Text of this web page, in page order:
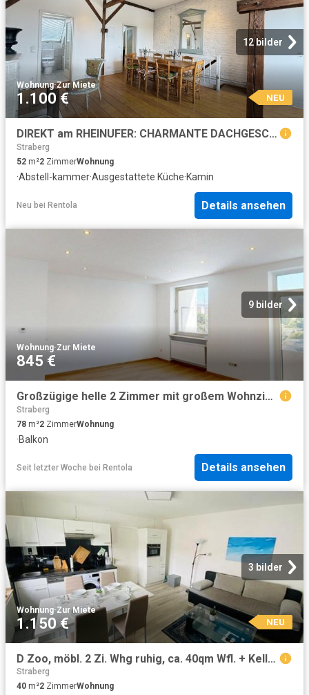
12 bilder
Wohnung·Zur Miete
1.100 € NEU
DIREKT am RHEINUFER: CHARMANTE DACHGESCHOSSWOHNUNG mit KAMIN in TOPLAGE der ALTSTADT
Straberg
52 m²2 ZimmerWohnung
·Abstell-kammer·Ausgestattete Küche·Kamin
Neu bei Rentola Details ansehen
9 bilder
Wohnung·Zur Miete
845 €
Großzügige helle 2 Zimmer mit großem Wohnzimmer
Straberg
78 m²2 ZimmerWohnung
·Balkon
Seit letzter Woche bei Rentola Details ansehen
3 bilder
Wohnung·Zur Miete
1.150 € NEU
D Zoo, möbl. 2 Zi. Whg ruhig, ca. 40qm Wfl. + Keller 1.550EUR warm inkl. Strom + I Net
Straberg
40 m²2 ZimmerWohnung